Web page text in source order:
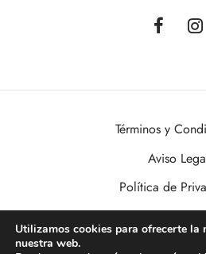
Términos y
Aviso
Política de
Política de
VisualDomo | Imagen, Sonido,
Utilizamos cookies para ofrecerte la
nuestra web.